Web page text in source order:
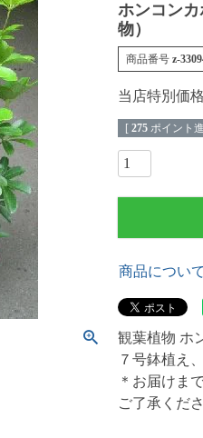
ホンコン
物）
商品番号 z-
当店特別価格
[ 275 ポイント
商品につい
観葉植物 ホ
７号鉢植え
＊お届けま
ご了承くだ